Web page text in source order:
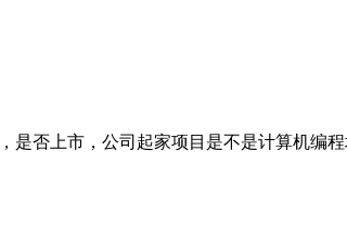
否上市，公司起家项目是不是计算机编程